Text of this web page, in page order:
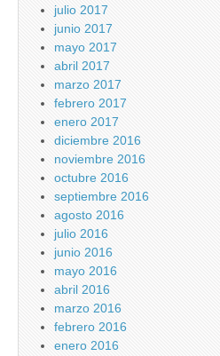
julio 2017
junio 2017
mayo 2017
abril 2017
marzo 2017
febrero 2017
enero 2017
diciembre 2016
noviembre 2016
octubre 2016
septiembre 2016
agosto 2016
julio 2016
junio 2016
mayo 2016
abril 2016
marzo 2016
febrero 2016
enero 2016